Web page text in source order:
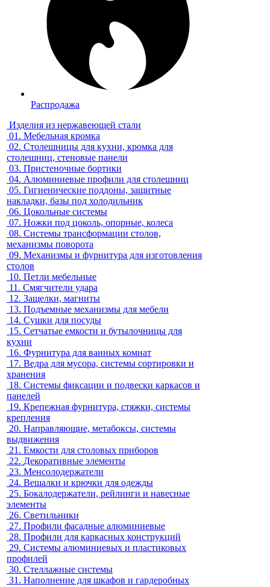
Распродажа
Изделия из нержавеющей стали
01. Мебельная кромка
02. Столешницы для кухни, кромка для
столешниц, стеновые панели
03. Пристеночные бортики
04. Алюминиевые профили для столешниц
05. Гигиенические поддоны, защитные
накладки, базы под холодильник
06. Цокольные системы
07. Ножки под цоколь, опорные, колеса
08. Системы трансформации столов,
механизмы поворота
09. Механизмы и фурнитура для изготовления
столов
10. Петли мебельные
11. Смягчители удара
12. Защелки, магниты
13. Подъемные механизмы для мебели
14. Сушки для посуды
15. Сетчатые емкости и бутылочницы для
кухни
16. Фурнитура для ванных комнат
17. Ведра для мусора, системы сортировки и
хранения
18. Системы фиксации и подвески каркасов и
панелей
19. Крепежная фурнитура, стяжки, системы
крепления
20. Направляющие, метабоксы, системы
выдвижения
21. Емкости для столовых приборов
22. Декоративные элементы
23. Менсолодержатели
24. Вешалки и крючки для одежды
25. Бокалодержатели, рейлинги и навесные
элементы
26. Светильники
27. Профили фасадные алюминиевые
28. Профили для каркасных конструкций
29. Системы алюминиевых и пластиковых
профилей
30. Стеллажные системы
31. Наполнение для шкафов и гардеробных